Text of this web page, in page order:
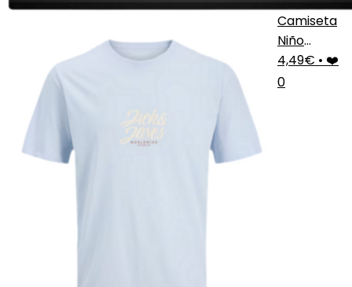
Camiseta
Niño
Estampada
4,49€ • ❤️
0